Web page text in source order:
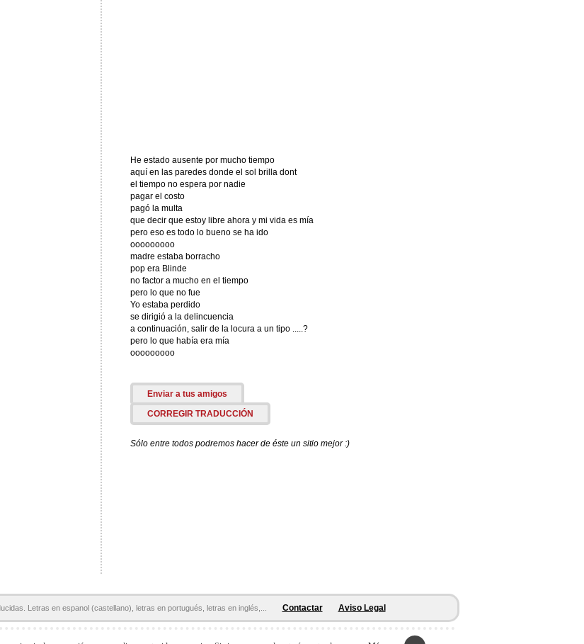
He estado ausente por mucho tiempo
aquí en las paredes donde el sol brilla dont
el tiempo no espera por nadie
pagar el costo
pagó la multa
que decir que estoy libre ahora y mi vida es mía
pero eso es todo lo bueno se ha ido
ooooooooo
madre estaba borracho
pop era Blinde
no factor a mucho en el tiempo
pero lo que no fue
Yo estaba perdido
se dirigió a la delincuencia
a continuación, salir de la locura a un tipo .....?
pero lo que había era mía
ooooooooo
Enviar a tus amigos
CORREGIR TRADUCCIÓN
Sólo entre todos podremos hacer de éste un sitio mejor :)
Letras en espanol (castellano), letras en portugués, letras en inglés,... Contactar Aviso Legal
Letras en español Letras de Canciones Acordes y Tablaturas